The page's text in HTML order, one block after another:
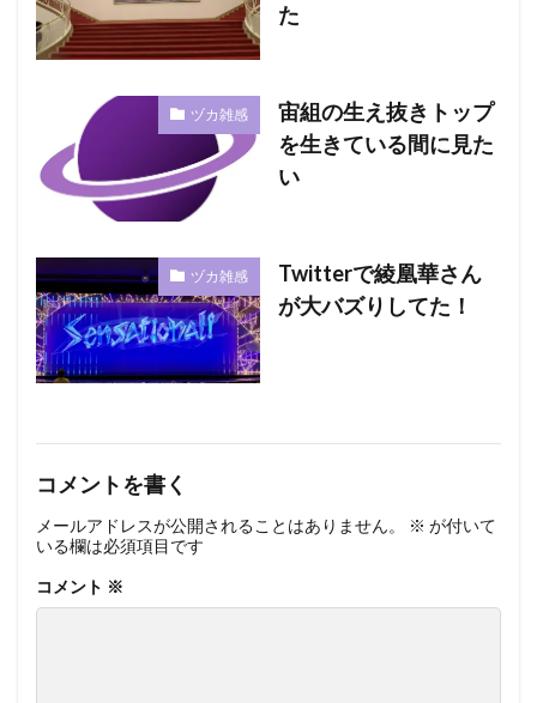
た
ヅカ雑感
宙組の生え抜きトップ
を生きている間に見た
い
ヅカ雑感
Twitterで綾凰華さん
が大バズりしてた！
コメントを書く
メールアドレスが公開されることはありません。 ※ が付いて
いる欄は必須項目です
コメント ※